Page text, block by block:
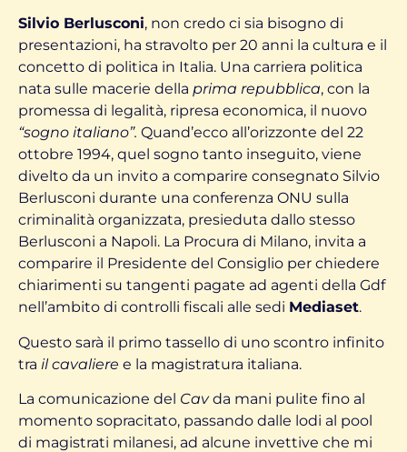
Silvio Berlusconi, non credo ci sia bisogno di
presentazioni, ha stravolto per 20 anni la cultura e il
concetto di politica in Italia. Una carriera politica
nata sulle macerie della prima repubblica, con la
promessa di legalità, ripresa economica, il nuovo
“sogno italiano”. Quand’ecco all’orizzonte del 22
ottobre 1994, quel sogno tanto inseguito, viene
divelto da un invito a comparire consegnato Silvio
Berlusconi durante una conferenza ONU sulla
criminalità organizzata, presieduta dallo stesso
Berlusconi a Napoli. La Procura di Milano, invita a
comparire il Presidente del Consiglio per chiedere
chiarimenti su tangenti pagate ad agenti della Gdf
nell’ambito di controlli fiscali alle sedi Mediaset.
Questo sarà il primo tassello di uno scontro infinito
tra il cavaliere e la magistratura italiana.
La comunicazione del Cavda mani pulite fino al
momento sopracitato, passando dalle lodi al pool
di magistrati milanesi, ad alcune invettive che mi